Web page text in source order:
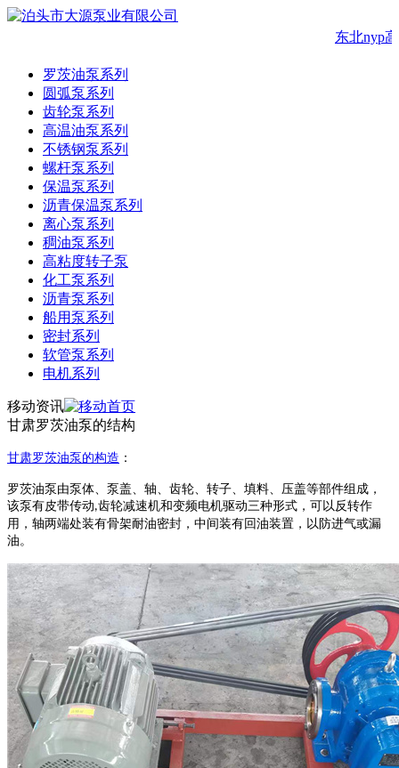
东北nyp
罗茨油泵系列
圆弧泵系列
齿轮泵系列
高温油泵系列
不锈钢泵系列
螺杆泵系列
保温泵系列
沥青保温泵系列
离心泵系列
稠油泵系列
高粘度转子泵
化工泵系列
沥青泵系列
船用泵系列
密封系列
软管泵系列
电机系列
移动资讯
甘肃罗茨油泵的结构
甘肃罗茨油泵 的构造 ：
罗茨油泵由泵体、泵盖、轴、齿轮、转子、填料、压盖等部件组成，
该泵有皮带传动,齿轮减速机和变频电机驱动三种形式，可以反转作
用，轴两端处装有骨架耐油密封，中间装有回油装置，以防进气或漏
油。